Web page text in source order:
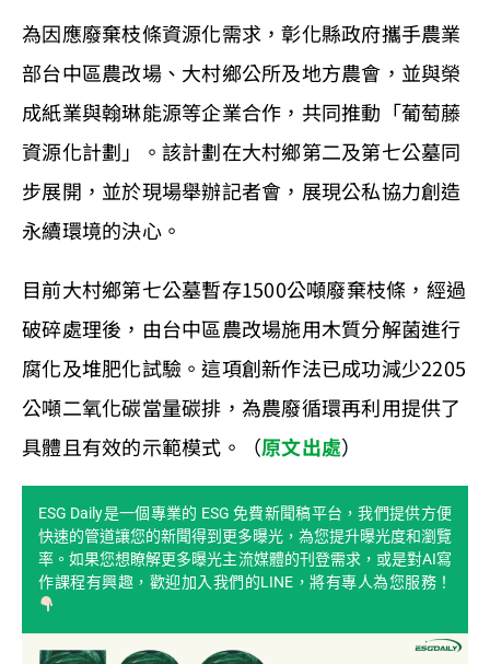
為因應廢棄枝條資源化需求，彰化縣政府攜手農業
部台中區農改場、大村鄉公所及地方農會，並與榮
成紙業與翰琳能源等企業合作，共同推動「葡萄藤
資源化計劃」。該計劃在大村鄉第二及第七公墓同
步展開，並於現場舉辦記者會，展現公私協力創造
永續環境的決心。
目前大村鄉第七公墓暫存1500公噸廢棄枝條，經過
破碎處理後，由台中區農改場施用木質分解菌進行
腐化及堆肥化試驗。這項創新作法已成功減少2205
公噸二氧化碳當量碳排，為農廢循環再利用提供了
具體且有效的示範模式。（原文出處）
ESG Daily是一個專業的 ESG 免費新聞稿平台，我們提供方便
快速的管道讓您的新聞得到更多曝光，為您提升曝光度和瀏覽
率。如果您想瞭解更多曝光主流媒體的刊登需求，或是對AI寫
作課程有興趣，歡迎加入我們的LINE，將有專人為您服務！